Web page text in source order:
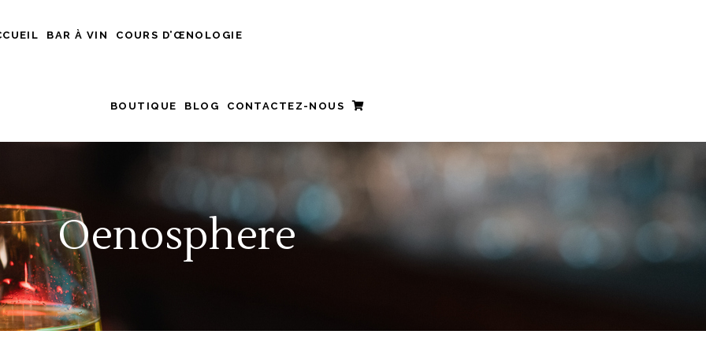
BAR À VIN COURS D’ŒNOLOGIE
BOUTIQUE BLOG CONTACTEZ-NOUS
Oenosphere